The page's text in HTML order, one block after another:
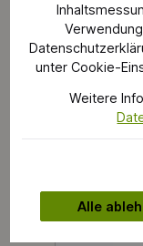
unter Cookie-
Weitere
Alle